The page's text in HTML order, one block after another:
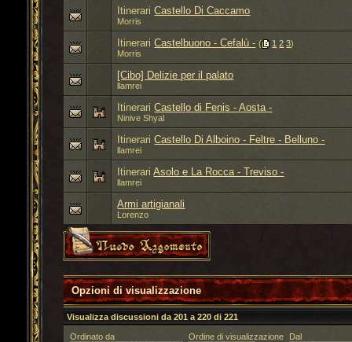
ItinerariCastello Di Caccamo
Morris
ItinerariCastelbuono - Cefalù - ‎( 1 2 3)
Morris
[Cibo] Delizie per il palato
llamrei
ItinerariCastello di Fenis - Aosta -
Ninive Shyal
ItinerariCastello Di Alboino - Feltre - Belluno -
llamrei
ItinerariAsolo e La Rocca - Treviso -
llamrei
Armi artigianali
Lorenzo
Opzioni di visualizzazione
Visualizza discussioni da 201 a 220 di 221
Ordinato da Ordine di visualizzazione Dal